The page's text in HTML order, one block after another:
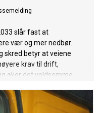
slår fast at
vær og mer nedbør.
skred betyr at veiene
krav til drift,
øker det voldsomme